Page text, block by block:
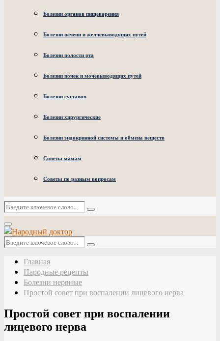
Болезни органов пищеварения
Болезни печени и желчевыводящих путей
Болезни полости рта
Болезни почек и мочевыводящих путей
Болезни суставов
Болезни хирургические
Болезни эндокринной системы и обмена веществ
Советы мамам
Советы по разным вопросам
Искать:
Поиск
Основное
меню
Искать:
Поиск
Главная
Народные рецепты
Болезни нервные
Простой совет при воспалении лицевого нерва
Простой совет при воспалении
лицевого нерва